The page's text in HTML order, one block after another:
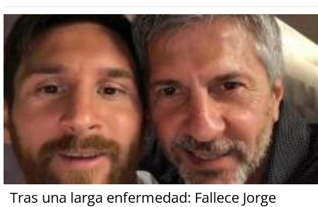
Tras una larga enfermedad: Fallece Jorge